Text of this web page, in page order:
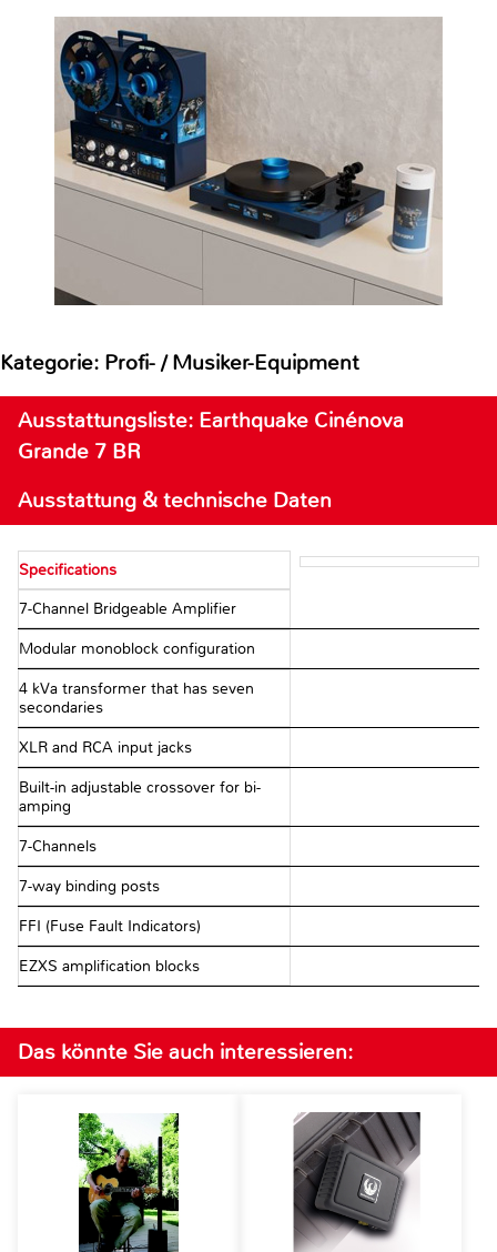
Kategorie: Profi- / Musiker-Equipment
Ausstattungsliste: Earthquake Cinénova
Grande 7 BR
Ausstattung & technische Daten
Specifications
7-Channel Bridgeable Amplifier
Modular monoblock configuration
4 kVa transformer that has seven
secondaries
XLR and RCA input jacks
Built-in adjustable crossover for bi-
amping
7-Channels
7-way binding posts
FFI (Fuse Fault Indicators)
EZXS amplification blocks
Das könnte Sie auch interessieren: